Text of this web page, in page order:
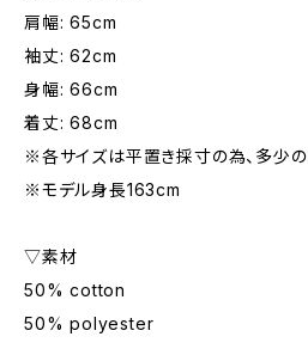
肩幅: 65cm
袖丈: 62cm
身幅: 66cm
着丈: 68cm
※各サイズは平置き採寸の為、多少の
※モデル身長163cm
▽素材
50% cotton
50% polyester